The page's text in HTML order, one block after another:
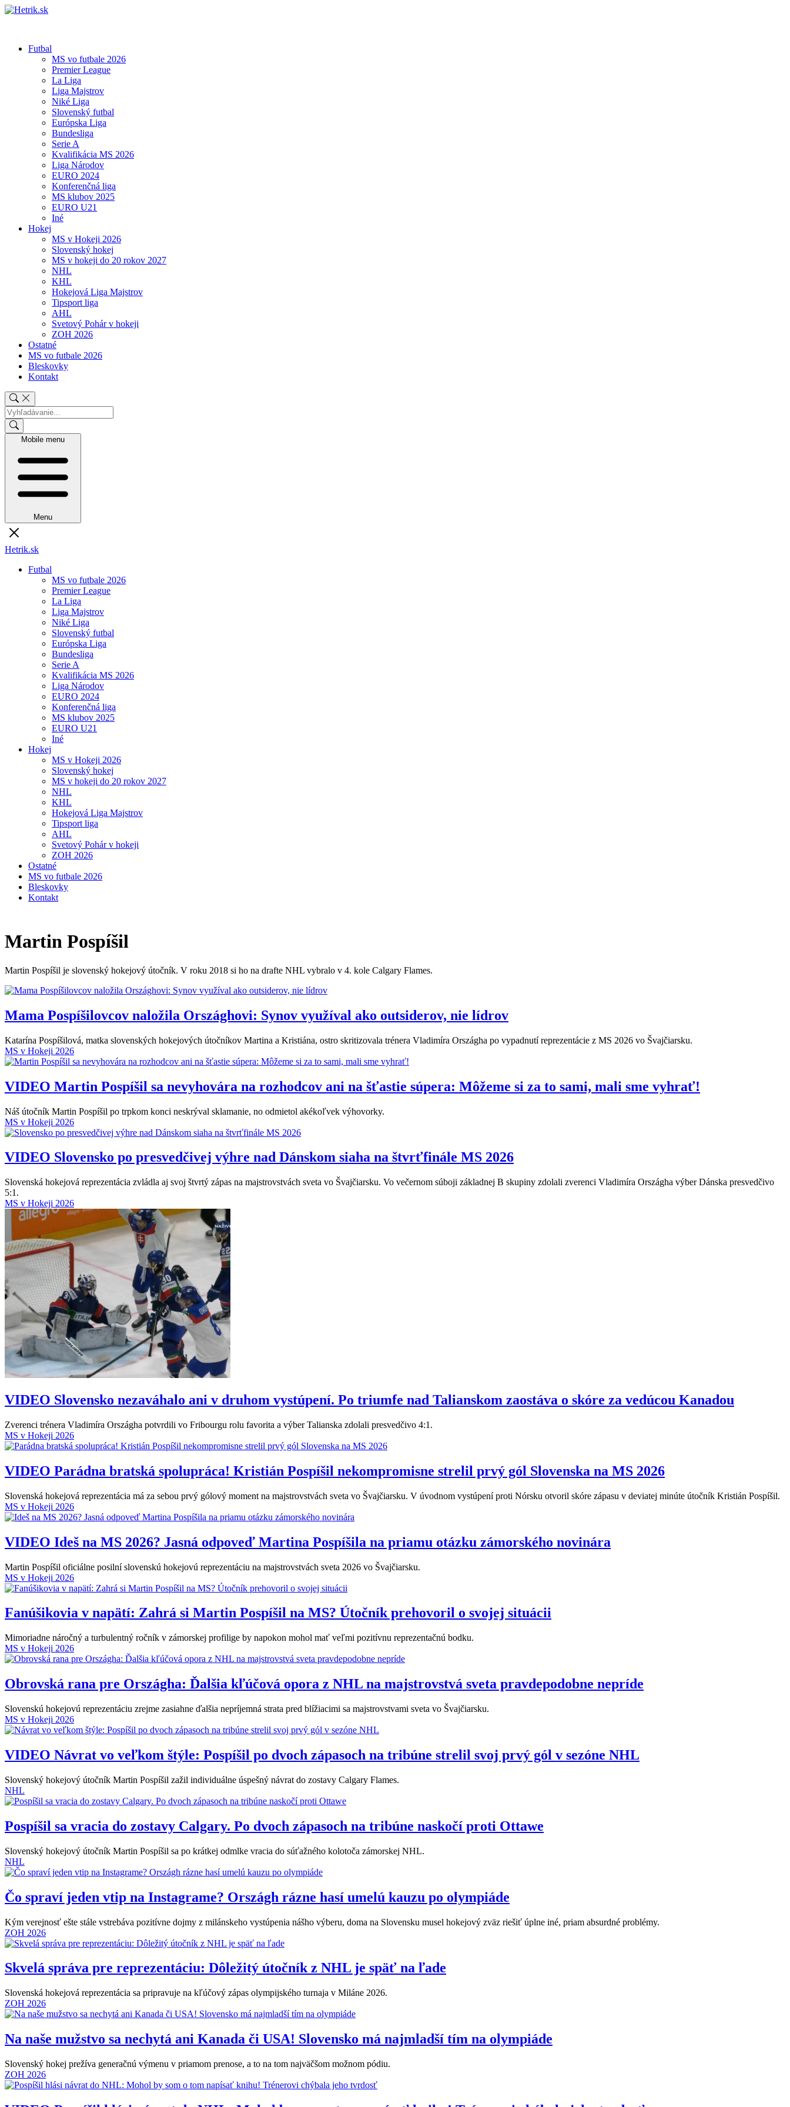
Futbal
MS vo futbale 2026
Premier League
La Liga
Liga Majstrov
Niké Liga
Slovenský futbal
Európska Liga
Bundesliga
Serie A
Kvalifikácia MS 2026
Liga Národov
EURO 2024
Konferenčná liga
MS klubov 2025
EURO U21
Iné
Hokej
MS v Hokeji 2026
Slovenský hokej
MS v hokeji do 20 rokov 2027
NHL
KHL
Hokejová Liga Majstrov
Tipsport liga
AHL
Svetový Pohár v hokeji
ZOH 2026
Ostatné
MS vo futbale 2026
Bleskovky
Kontakt
Mobile menu
Menu
Hetrik.sk
Futbal
MS vo futbale 2026
Premier League
La Liga
Liga Majstrov
Niké Liga
Slovenský futbal
Európska Liga
Bundesliga
Serie A
Kvalifikácia MS 2026
Liga Národov
EURO 2024
Konferenčná liga
MS klubov 2025
EURO U21
Iné
Hokej
MS v Hokeji 2026
Slovenský hokej
MS v hokeji do 20 rokov 2027
NHL
KHL
Hokejová Liga Majstrov
Tipsport liga
AHL
Svetový Pohár v hokeji
ZOH 2026
Ostatné
MS vo futbale 2026
Bleskovky
Kontakt
Martin Pospíšil
Martin Pospíšil je slovenský hokejový útočník. V roku 2018 si ho na drafte NHL vybralo v 4. kole Calgary Flames.
Mama Pospíšilovcov naložila Országhovi: Synov využíval ako outsiderov, nie lídrov
Katarína Pospíšilová, matka slovenských hokejových útočníkov Martina a Kristiána, ostro skritizovala trénera Vladimíra Országha po vypadnutí reprezentácie z MS 2026 vo Švajčiarsku.
MS v Hokeji 2026
VIDEO Martin Pospíšil sa nevyhovára na rozhodcov ani na šťastie súpera: Môžeme si za to sami, mali sme vyhrať!
Náš útočník Martin Pospíšil po trpkom konci neskrýval sklamanie, no odmietol akékoľvek výhovorky.
MS v Hokeji 2026
VIDEO Slovensko po presvedčivej výhre nad Dánskom siaha na štvrťfinále MS 2026
Slovenská hokejová reprezentácia zvládla aj svoj štvrtý zápas na majstrovstvách sveta vo Švajčiarsku. Vo večernom súboji základnej B skupiny zdolali zverenci Vladimíra Országha výber Dánska presvedčivo
5:1.
MS v Hokeji 2026
VIDEO Slovensko nezaváhalo ani v druhom vystúpení. Po triumfe nad Talianskom zaostáva o skóre za vedúcou Kanadou
Zverenci trénera Vladimíra Országha potvrdili vo Fribourgu rolu favorita a výber Talianska zdolali presvedčivo 4:1.
MS v Hokeji 2026
VIDEO Parádna bratská spolupráca! Kristián Pospíšil nekompromisne strelil prvý gól Slovenska na MS 2026
Slovenská hokejová reprezentácia má za sebou prvý gólový moment na majstrovstvách sveta vo Švajčiarsku. V úvodnom vystúpení proti Nórsku otvoril skóre zápasu v deviatej minúte útočník Kristián Pospíšil.
MS v Hokeji 2026
VIDEO Ideš na MS 2026? Jasná odpoveď Martina Pospíšila na priamu otázku zámorského novinára
Martin Pospíšil oficiálne posilní slovenskú hokejovú reprezentáciu na majstrovstvách sveta 2026 vo Švajčiarsku.
MS v Hokeji 2026
Fanúšikovia v napätí: Zahrá si Martin Pospíšil na MS? Útočník prehovoril o svojej situácii
Mimoriadne náročný a turbulentný ročník v zámorskej profilige by napokon mohol mať veľmi pozitívnu reprezentačnú bodku.
MS v Hokeji 2026
Obrovská rana pre Országha: Ďalšia kľúčová opora z NHL na majstrovstvá sveta pravdepodobne nepríde
Slovenskú hokejovú reprezentáciu zrejme zasiahne ďalšia nepríjemná strata pred blížiacimi sa majstrovstvami sveta vo Švajčiarsku.
MS v Hokeji 2026
VIDEO Návrat vo veľkom štýle: Pospíšil po dvoch zápasoch na tribúne strelil svoj prvý gól v sezóne NHL
Slovenský hokejový útočník Martin Pospíšil zažil individuálne úspešný návrat do zostavy Calgary Flames.
NHL
Pospíšil sa vracia do zostavy Calgary. Po dvoch zápasoch na tribúne naskočí proti Ottawe
Slovenský hokejový útočník Martin Pospíšil sa po krátkej odmlke vracia do súťažného kolotoča zámorskej NHL.
NHL
Čo spraví jeden vtip na Instagrame? Országh rázne hasí umelú kauzu po olympiáde
Kým verejnosť ešte stále vstrebáva pozitívne dojmy z milánskeho vystúpenia nášho výberu, doma na Slovensku musel hokejový zväz riešiť úplne iné, priam absurdné problémy.
ZOH 2026
Skvelá správa pre reprezentáciu: Dôležitý útočník z NHL je späť na ľade
Slovenská hokejová reprezentácia sa pripravuje na kľúčový zápas olympijského turnaja v Miláne 2026.
ZOH 2026
Na naše mužstvo sa nechytá ani Kanada či USA! Slovensko má najmladší tím na olympiáde
Slovenský hokej prežíva generačnú výmenu v priamom prenose, a to na tom najväčšom možnom pódiu.
ZOH 2026